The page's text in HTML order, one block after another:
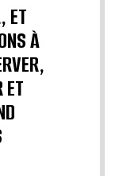
ET
À
ET